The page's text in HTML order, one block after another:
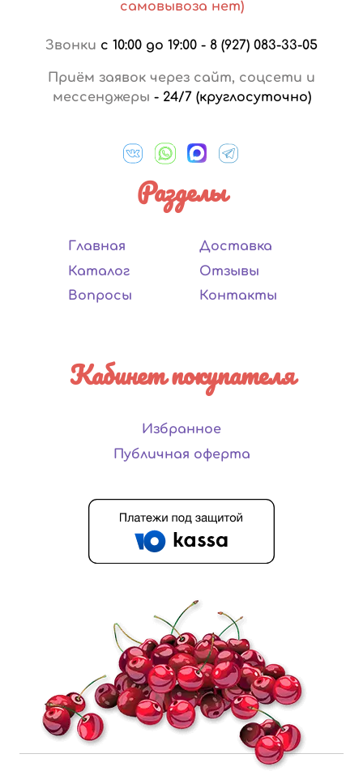
самовывоза нет)
Звонки с 10:00 до 19:00 - 8 (927) 083-33-05
Приём заявок через сайт, соцсети и
мессенджеры - 24/7 (круглосуточно)
Разделы
Главная
Каталог
Вопросы
Доставка
Отзывы
Контакты
Кабинет покупателя
Избранное
Публичная оферта